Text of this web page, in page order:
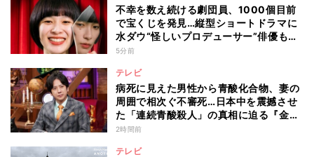
不幸を数え続ける劇団員、1000個目前
で宝くじを発見…縦型ショートドラマに
水ダウ“怪しいプロデューサー”俳優も出
演
5分前
テレビ
病死に見えた男性から青酸化合物、妻の
周囲で相次ぐ不審死…日本中を震撼させ
た「連続青酸殺人」の真相に迫る『金曜
ミステリークラブ!!!』
2時間前
テレビ